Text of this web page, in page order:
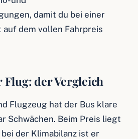
damit du bei einer
auf dem vollen Fahrpreis
Flug: der Vergleich
Flugzeug hat der Bus klare
Schwächen. Beim Preis liegt
der Klimabilanz ist er